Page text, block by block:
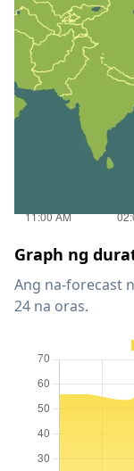
Graph ng
Ang na-forecast
24 na oras.